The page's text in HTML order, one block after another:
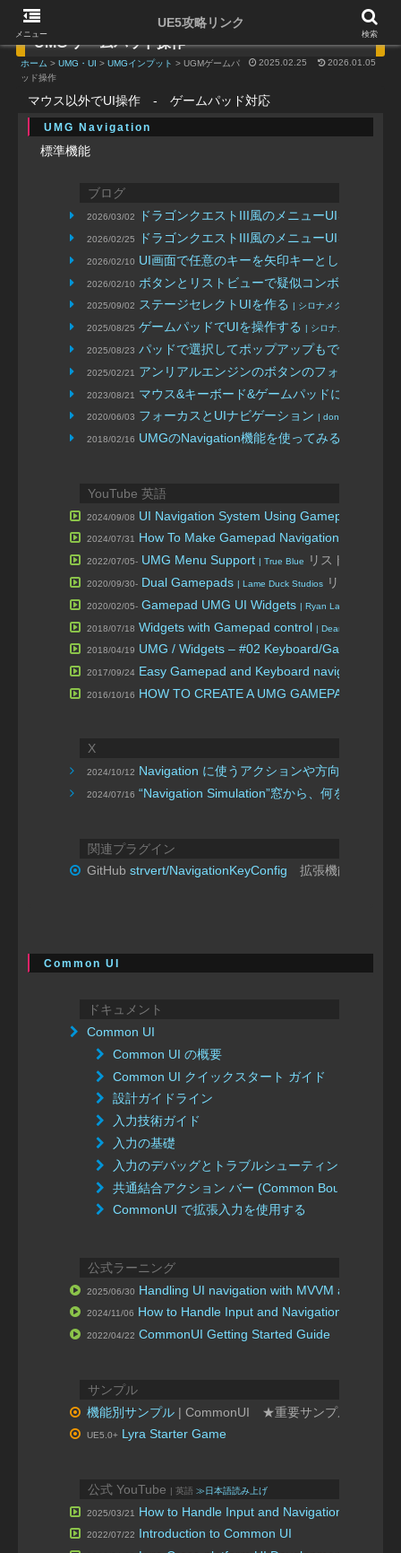
UMG ゲームパッド操作
2025.02.25 2026.01.05
ホーム >UMG・UI >UMGインプット > UGMゲームパ
ッド操作
マウス以外でUI操作 - ゲームパッド対応
UMG Navigation
標準機能
ブログ
2026/03/02 ドラゴンクエストIII風のメニューUIをキーボ
2026/02/25 ドラゴンクエストIII風のメニューUIをゲーム
2026/02/10 UI画面で任意のキーを矢印キーとして動かす
2026/02/10 ボタンとリストビューで疑似コンボボックス
2025/09/02 ステージセレクトUIを作る | シロナメクジ
2025/08/25 ゲームパッドでUIを操作する | シロナメクジ
2025/08/23 パッドで選択してポップアップもできるウィ
2025/02/21 アンリアルエンジンのボタンのフォーカスの
2023/08/21 マウス&キーボード&ゲームパッドに完全対
2020/06/03 フォーカスとUIナビゲーション | donbutsu17
2018/02/16 UMGのNavigation機能を使ってみる
YouTube 英語
2024/09/08 UI Navigation System Using Gamepad,
2024/07/31 How To Make Gamepad Navigation For
2022/07/05- UMG Menu Support | True Blue リスト
2020/09/30- Dual Gamepads | Lame Duck Studios リスト
2020/02/05- Gamepad UMG UI Widgets | Ryan Laley
2018/07/18 Widgets with Gamepad control | Dean Ashford
2018/04/19 UMG / Widgets – #02 Keyboard/Gamepad
2017/09/24 Easy Gamepad and Keyboard navigation in
2016/10/16 HOW TO CREATE A UMG GAMEPAD MENU
X
2024/10/12 Navigation に使うアクションや方向のキーを
2024/07/16 “Navigation Simulation”窓から、何を押した
関連プラグイン
GitHubstrvert/NavigationKeyConfig 拡張機能 ★便利
Common UI
ドキュメント
Common UI
Common UI の概要
Common UI クイックスタート ガイド
設計ガイドライン
入力技術ガイド
入力の基礎
入力のデバッグとトラブルシューティング
共通結合アクション バー (Common Bound Action
CommonUI で拡張入力を使用する
公式ラーニング
2025/06/30 Handling UI navigation with MVVM and
2024/11/06 How to Handle Input and Navigation in
2022/04/22 CommonUI Getting Started Guide
サンプル
機能別サンプル | CommonUI ★重要サンプル
UE5.0+ Lyra Starter Game
公式 YouTube | 英語 ≫日本語読み上げ
2025/03/21 How to Handle Input and Navigation in
2022/07/22 Introduction to Common UI
メニュー
UE5攻略リンク
検索